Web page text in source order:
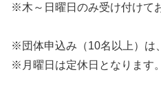
※木～日曜日のみ受け付けて
※団体申込み（10名以上）は
※月曜日は定休日となります。